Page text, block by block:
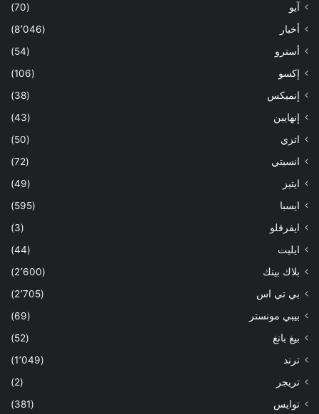
آيو
(70)
أخبار
(8٬046)
أسترو
(54)
إكسو
(106)
إنميكس
(38)
إنهايبن
(43)
اتزي
(50)
انسيتي
(72)
ايتيز
(49)
ايسبا
(595)
ايفرقلو
(3)
ايليت
(44)
بلاك بينك
(2٬600)
بي تي اس
(2٬705)
بيبي مونستر
(69)
بيغ بانغ
(52)
ترند
(1٬049)
تريجر
(2)
توايس
(381)